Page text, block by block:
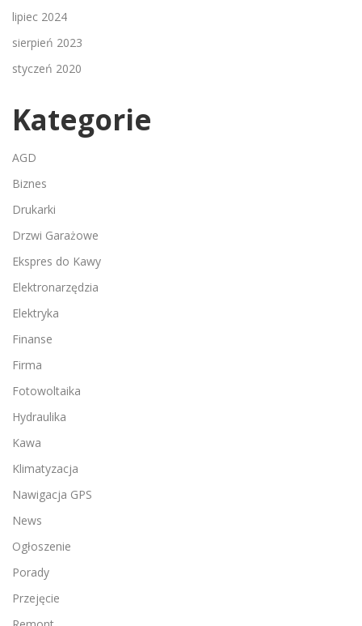
lipiec 2024
sierpień 2023
styczeń 2020
Kategorie
AGD
Biznes
Drukarki
Drzwi Garażowe
Ekspres do Kawy
Elektronarzędzia
Elektryka
Finanse
Firma
Fotowoltaika
Hydraulika
Kawa
Klimatyzacja
Nawigacja GPS
News
Ogłoszenie
Porady
Przejęcie